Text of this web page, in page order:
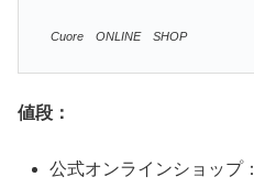
Cuore ONLINE SHOP
値段：
公式オンラインショップ：